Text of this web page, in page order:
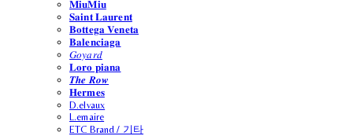
𝐌𝐢𝐮𝐌𝐢𝐮
𝐒𝐚𝐢𝐧𝐭 𝐋𝐚𝐮𝐫𝐞𝐧𝐭
𝐁𝐨𝐭𝐭𝐞𝐠𝐚 𝐕𝐞𝐧𝐞𝐭𝐚
𝐁𝐚𝐥𝐞𝐧𝐜𝐢𝐚𝐠𝐚
𝐺𝑜𝑦𝑎𝑟𝑑
𝐋𝐨𝐫𝐨 𝐩𝐢𝐚𝐧𝐚
𝑻𝒉𝒆 𝑹𝒐𝒘
𝐇𝐞𝐫𝐦𝐞𝐬
D.elvaux
L.emaire
ETC Brand / 기타